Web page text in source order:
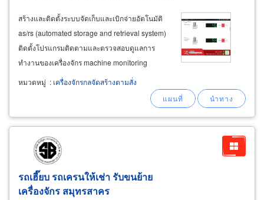
สร้างและติดตั้งระบบจัดเก็บและเบิกจ่ายอัตโนมัติ
as/rs (automated storage and retrieval system)
ติดตั้งโปรแกรมติดตามและตรวจสอบดูแลการ
ทำงานของเครื่องจักร machine monitoring
system สามารถเฝ้าติดตามตรวจสอบและควบคุม
ได้จากหน้าจอ dashboard และผ่านหน้าจอมือถือ
เครื่องจักรยุโรป europemachinery
หมวดหมู่ : เครื่องจักรกลจัดสร้างตามสั่ง
รถเฮี๊ยบ รถเครนให้เช่า รับขนย้าย
เครื่องจักร สมุทรสาคร